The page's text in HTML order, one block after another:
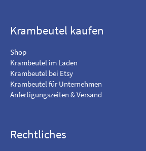
o
o
k
I
r
Krambeutel kaufen
Shop
Krambeutel im Laden
Krambeutel bei Etsy
Krambeutel für Unternehmen
Anfertigungszeiten & Versand
Rechtliches